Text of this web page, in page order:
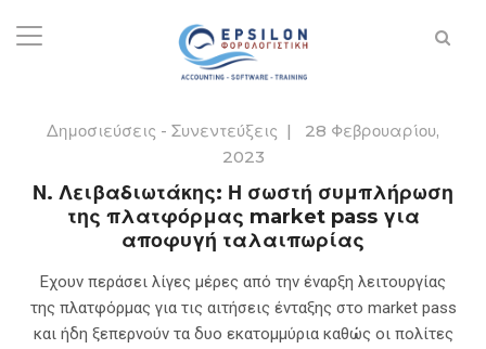
Δημοσιεύσεις - Συνεντεύξεις | 28 Φεβρουαρίου,
2023
Ν. Λειβαδιωτάκης: Η σωστή συμπλήρωση
της πλατφόρμας market pass για
αποφυγή ταλαιπωρίας
Εχουν περάσει λίγες μέρες από την έναρξη λειτουργίας
της πλατφόρμας για τις αιτήσεις ένταξης στο market pass
και ήδη ξεπερνούν τα δυο εκατομμύρια καθώς οι πολίτες